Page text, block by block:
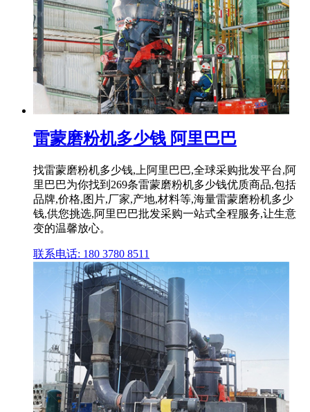
雷蒙磨粉机多少钱 阿里巴巴
找雷蒙磨粉机多少钱,上阿里巴巴,全球采购批发平台,阿
里巴巴为你找到269条雷蒙磨粉机多少钱优质商品,包括
品牌,价格,图片,厂家,产地,材料等,海量雷蒙磨粉机多少
钱,供您挑选,阿里巴巴批发采购一站式全程服务,让生意
变的温馨放心。
联系电话: 180 3780 8511